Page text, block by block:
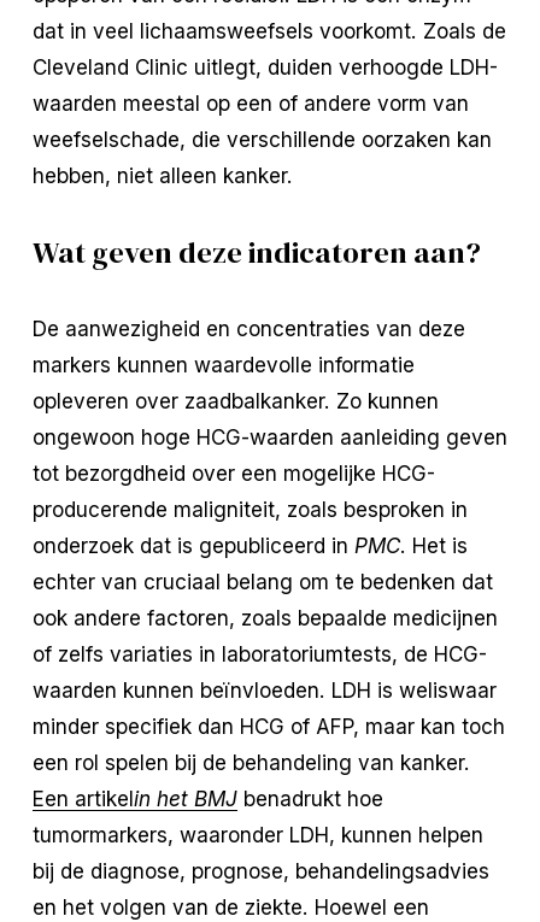
dat in veel lichaamsweefsels voorkomt. Zoals de
Cleveland Clinic uitlegt, duiden verhoogde LDH-
waarden meestal op een of andere vorm van
weefselschade, die verschillende oorzaken kan
hebben, niet alleen kanker.
Wat geven deze indicatoren aan?
De aanwezigheid en concentraties van deze
markers kunnen waardevolle informatie
opleveren over zaadbalkanker. Zo kunnen
ongewoon hoge HCG-waarden aanleiding geven
tot bezorgdheid over een mogelijke HCG-
producerende maligniteit, zoals besproken in
onderzoek dat is gepubliceerd in PMC. Het is
echter van cruciaal belang om te bedenken dat
ook andere factoren, zoals bepaalde medicijnen
of zelfs variaties in laboratoriumtests, de HCG-
waarden kunnen beïnvloeden. LDH is weliswaar
minder specifiek dan HCG of AFP, maar kan toch
een rol spelen bij de behandeling van kanker.
Een artikelin het BMJbenadrukt hoe
tumormarkers, waaronder LDH, kunnen helpen
bij de diagnose, prognose, behandelingsadvies
en het volgen van de ziekte. Hoewel een